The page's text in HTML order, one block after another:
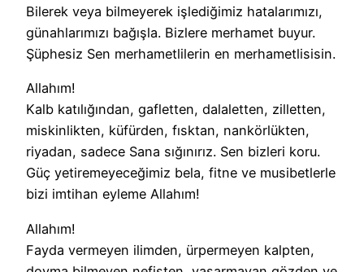
Bilerek veya bilmeyerek işlediğimiz hatalarımızı,
günahlarımızı bağışla. Bizlere merhamet buyur.
Şüphesiz Sen merhametlilerin en merhametlisisin.
Allahım!
Kalb katılığından, gafletten, dalaletten, zilletten,
miskinlikten, küfürden, fısktan, nankörlükten,
riyadan, sadece Sana sığınırız. Sen bizleri koru.
Güç yetiremeyeceğimiz bela, fitne ve musibetlerle
bizi imtihan eyleme Allahım!
Allahım!
Fayda vermeyen ilimden, ürpermeyen kalpten,